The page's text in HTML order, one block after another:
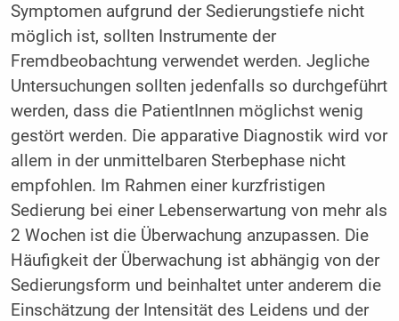
Symptomen aufgrund der Sedierungstiefe nicht
möglich ist, sollten Instrumente der
Fremdbeobachtung verwendet werden. Jegliche
Untersuchungen sollten jedenfalls so durchgeführt
werden, dass die PatientInnen möglichst wenig
gestört werden. Die apparative Diagnostik wird vor
allem in der unmittelbaren Sterbephase nicht
empfohlen. Im Rahmen einer kurzfristigen
Sedierung bei einer Lebenserwartung von mehr als
2 Wochen ist die Überwachung anzupassen. Die
Häufigkeit der Überwachung ist abhängig von der
Sedierungsform und beinhaltet unter anderem die
Einschätzung der Intensität des Leidens und der